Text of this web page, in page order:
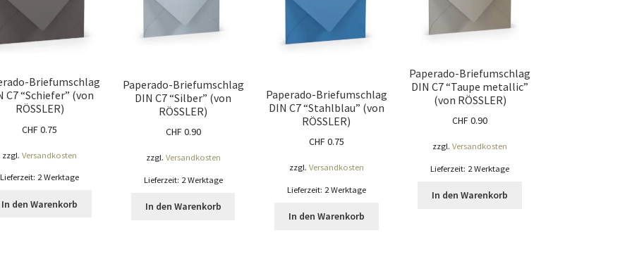
Briefumschlag
C7 “Schiefer” (von
RÖSSLER)
CHF0.75
zzgl.Versandkosten
Lieferzeit: 2 Werktage
In den Warenkorb
Paperado-Briefumschlag
DIN C7 “Silber” (von
RÖSSLER)
CHF0.90
zzgl. Versandkosten
Lieferzeit: 2 Werktage
In den Warenkorb
Paperado-Briefumschlag
DIN C7 “Stahlblau” (von
RÖSSLER)
CHF0.75
zzgl. Versandkosten
Lieferzeit: 2 Werktage
In den Warenkorb
Paperado-Briefumschlag
DIN C7 “Taupe metallic”
(von RÖSSLER)
CHF0.90
zzgl.Versandkosten
Lieferzeit: 2 Werktage
In den Warenkorb